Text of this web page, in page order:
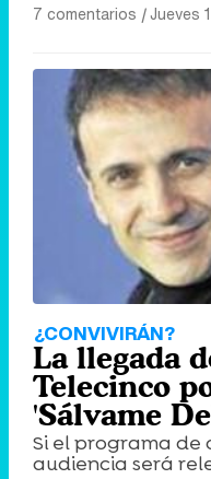
7 comentarios |Jueves
¿CONVIVIRÁN?
La llegada
Telecinco
'Sálvame
Si el programa de
audiencia será